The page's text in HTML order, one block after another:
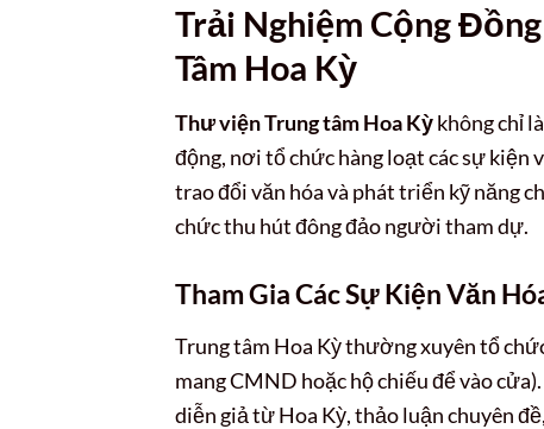
Trải Nghiệm Cộng
Tâm Hoa Kỳ
Thư viện Trung tâm Hoa Kỳkhông chỉ
động, nơi tổ chức hàng loạt các sự kiện
trao đổi văn hóa và phát triển kỹ năng
chức thu hút đông đảo người tham dự.
Tham Gia Các Sự Kiện Văn
Trung tâm Hoa Kỳ thường xuyên tổ
mang CMND hoặc hộ chiếu để vào
diễn giả từ Hoa Kỳ, thảo luận chuyên